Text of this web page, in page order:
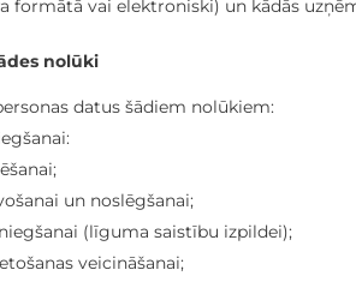
formātā vai elektroniski) un kādās
nolūki
datus šādiem nolūkiem:
un noslēgšanai;
(līguma saistību izpildei);
veicināšanai;